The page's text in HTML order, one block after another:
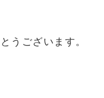
うございます。